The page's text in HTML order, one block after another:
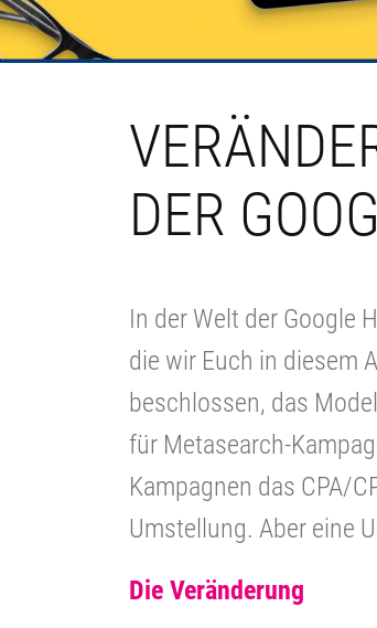
DER
In der Welt der Google
die wir Euch in diesem
beschlossen, das
für Metasearch-
Kampagnen das CPA/
Umstellung. Aber eine
Die Veränderung